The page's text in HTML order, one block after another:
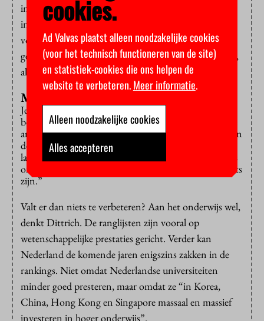
impact van wetenschappelijke artikelen en de
innovatiekracht van de instellingen. “Moet je kiezen
voor een paar topuniversiteiten of een hoog
gemiddelde? Wij kiezen vol overgave voor dat laatste”,
aldus Dittrich.
Massaal en massief investeren
Je zou jarenlang moeten investeren om één instelling
beter te laten worden dan de rest. “Daarmee zou je de
andere universiteiten te kort doen”, aldus Dittrich. “In
de wetenschap zijn we een van de meest productieve
landen: nummer drie van de wereld. We realiseren ons
onvoldoende dat we zo goed zijn. We mogen best trots
zijn.”
Valt er dan niets te verbeteren? Aan het onderwijs wel,
denkt Dittrich. De ranglijsten zijn vooral op
wetenschappelijke prestaties gericht. Verder kan
Nederland de komende jaren enigszins zakken in de
rankings. Niet omdat Nederlandse universiteiten
minder goed presteren, maar omdat ze “in Korea,
China, Hong Kong en Singapore massaal en massief
investeren in hoger onderwijs”.
cookies.
Ad Valvas plaatst alleen noodzakelijke cookies
(voor het technisch functioneren van de site)
en statistiek-cookies die ons helpen de
website te verbeteren.Meer informatie.
Alleen noodzakelijke cookies
Alles accepteren